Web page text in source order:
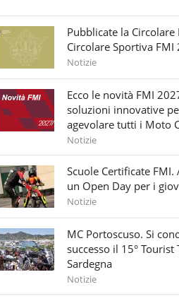
Pubblicate la Circolare
Circolare Sportiva FMI
Notizie
Ecco le novità FMI
soluzioni innovative
agevolare tutti i Moto
Notizie
Scuole Certificate FMI.
un Open Day per i
Notizie
MC Portoscuso. Si
successo il 15° Tourist
Sardegna
Notizie